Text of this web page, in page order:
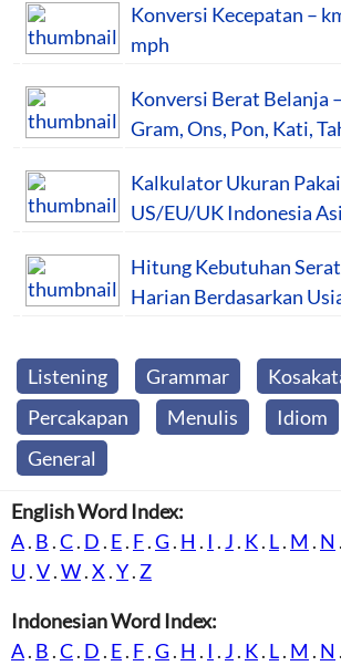
Konversi Kecepatan –
mph
Konversi Berat Belanja
Gram, Ons, Pon, Kati,
Kalkulator Ukuran
US/EU/UK Indonesia
Hitung Kebutuhan
Harian Berdasarkan
Listening Grammar
Percakapan
Menulis Idiom
General
English Word Index:
A. B .C. D . E. F.G. H . I . J . K. L. M . N .
U .V.W.X .Y. Z
Indonesian Word Index:
A. B .C. D . E. F.G. H . I . J . K. L. M . N .